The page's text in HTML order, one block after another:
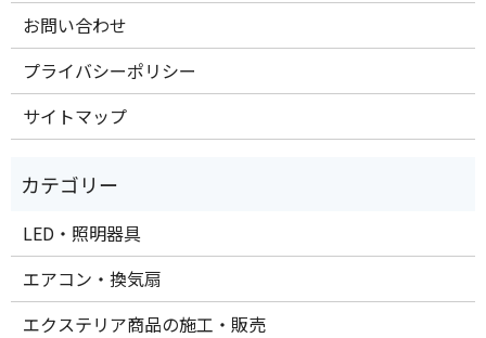
お問い合わせ
プライバシーポリシー
サイトマップ
LED・照明器具
エアコン・換気扇
エクステリア商品の施工・販売